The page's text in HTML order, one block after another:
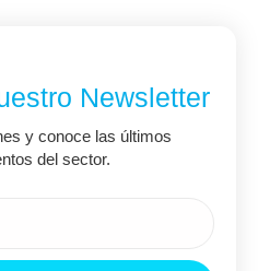
Newsletter
y conoce las últimos
del sector.